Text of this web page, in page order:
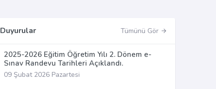
Duyurular Tümünü Gör
2025-2026 Eğitim Öğretim Yılı 2. Dönem e-
Sınav Randevu Tarihleri Açıklandı.
09 Şubat 2026 Pazartesi